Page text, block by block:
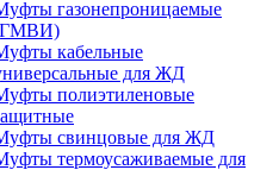
газонепроницаемые
кабельные
для ЖД
полиэтиленовые
свинцовые для ЖД
термоусаживаемые для